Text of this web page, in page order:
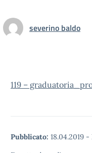
severino baldo
119 –
Pubblicato: 18.04.2019 -